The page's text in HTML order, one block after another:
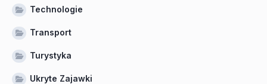
Technologie
Transport
Turystyka
Ukryte Zajawki